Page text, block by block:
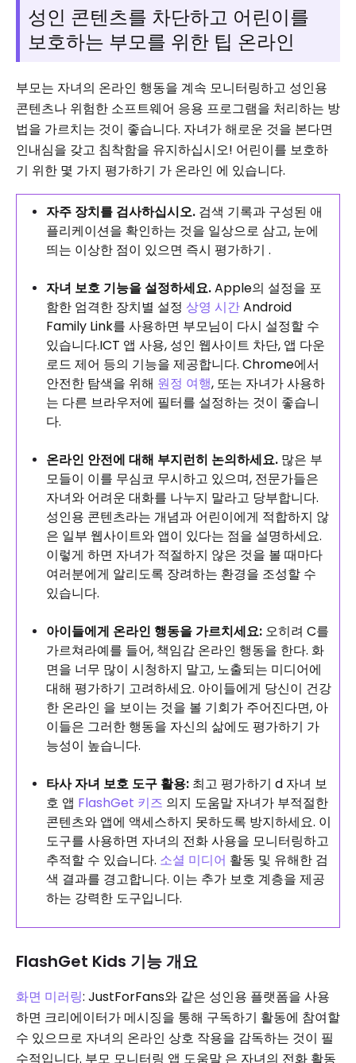
성인 콘텐츠를 차단하고 어린이를
보호하는 부모를 위한 팁 온라인
부모는 자녀의 온라인 행동을 계속 모니터링하고 성인용
콘텐츠나 위험한 소프트웨어 응용 프로그램을 처리하는 방
법을 가르치는 것이 좋습니다. 자녀가 해로운 것을 본다면
인내심을 갖고 침착함을 유지하십시오! 어린이를 보호하
기 위한 몇 가지 평가하기 가 온라인 에 있습니다.
자주 장치를 검사하십시오. 검색 기록과 구성된 애
플리케이션을 확인하는 것을 일상으로 삼고, 눈에
띄는 이상한 점이 있으면 즉시 평가하기 .
자녀 보호 기능을 설정하세요.Apple의 설정을 포
함한 엄격한 장치별 설정 상영 시간Android
Family Link를 사용하면 부모님이 다시 설정할 수
있습니다.ICT 앱 사용, 성인 웹사이트 차단, 앱 다운
로드 제어 등의 기능을 제공합니다. Chrome에서
안전한 탐색을 위해 원정 여행, 또는 자녀가 사용하
는 다른 브라우저에 필터를 설정하는 것이 좋습니
다.
온라인 안전에 대해 부지런히 논의하세요. 많은 부
모들이 이를 무심코 무시하고 있으며, 전문가들은
자녀와 어려운 대화를 나누지 말라고 당부합니다.
성인용 콘텐츠라는 개념과 어린이에게 적합하지 않
은 일부 웹사이트와 앱이 있다는 점을 설명하세요.
이렇게 하면 자녀가 적절하지 않은 것을 볼 때마다
여러분에게 알리도록 장려하는 환경을 조성할 수
있습니다.
아이들에게 온라인 행동을 가르치세요: 오히려 C를
가르쳐라예를 들어, 책임감 온라인 행동을 한다. 화
면을 너무 많이 시청하지 말고, 노출되는 미디어에
대해 평가하기 고려하세요. 아이들에게 당신이 건강
한 온라인 을 보이는 것을 볼 기회가 주어진다면, 아
이들은 그러한 행동을 자신의 삶에도 평가하기 가
능성이 높습니다.
타사 자녀 보호 도구 활용: 최고 평가하기 d 자녀 보
호 앱 FlashGet 키즈 의지 도움말 자녀가 부적절한
콘텐츠와 앱에 액세스하지 못하도록 방지하세요. 이
도구를 사용하면 자녀의 전화 사용을 모니터링하고
추적할 수 있습니다. 소셜 미디어 활동 및 유해한 검
색 결과를 경고합니다. 이는 추가 보호 계층을 제공
하는 강력한 도구입니다.
FlashGet Kids 기능 개요
화면 미러링: JustForFans와 같은 성인용 플랫폼을 사용
하면 크리에이터가 메시징을 통해 구독하기 활동에 참여할
수 있으므로 자녀의 온라인 상호 작용을 감독하는 것이 필
수적입니다. 부모 모니터링 앱 도움말 은 자녀의 전화 활동